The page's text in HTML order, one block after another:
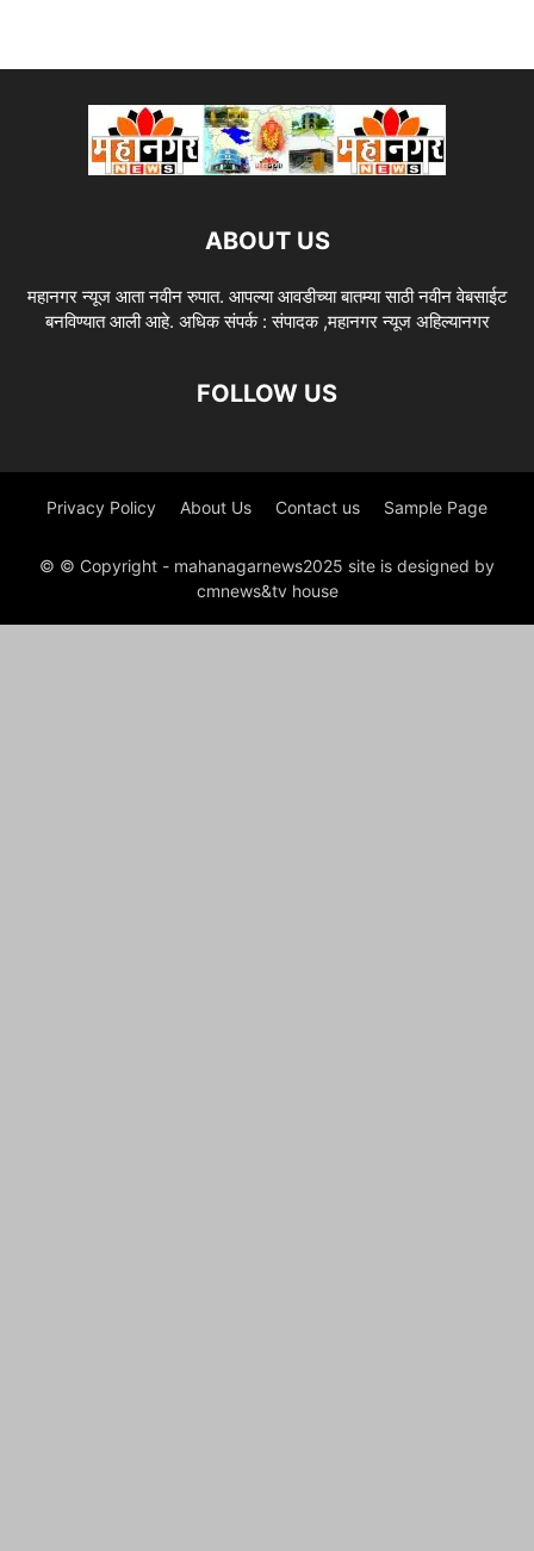
ABOUT US
महानगर न्यूज आता नवीन रुपात. आपल्या आवडीच्या बातम्या साठी नवीन वेबसाईट
बनविण्यात आली आहे. अधिक संपर्क : संपादक ,महानगर न्यूज अहिल्यानगर
FOLLOW US
Privacy Policy About Us Contact us Sample Page
© © Copyright - mahanagarnews2025 site is designed by
cmnews&tv house